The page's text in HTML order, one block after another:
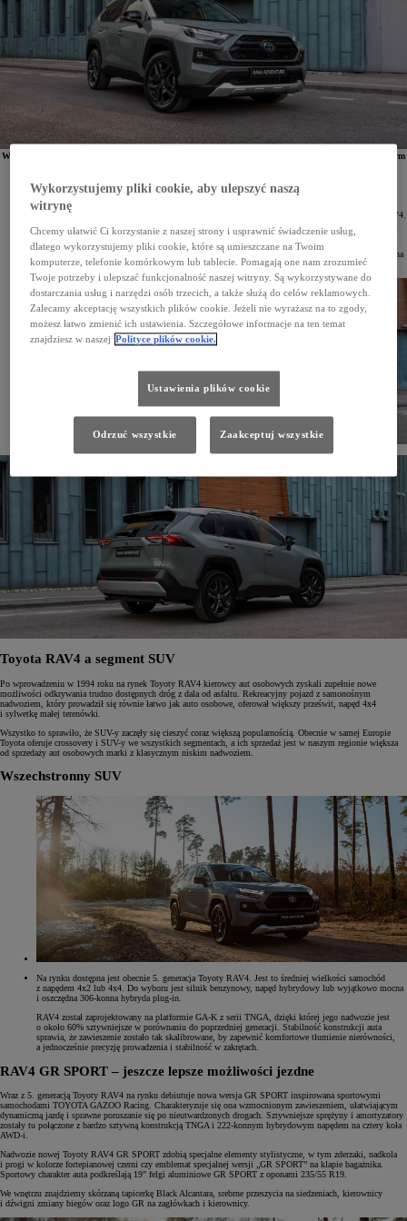
W 2022 roku najpopularniejszym SUV-em na świecie była
. Salony marki opuściło w tym
Analitycy portalu focus2move.com przeanalizowali dane o rejestracjach publikowane przez
odpowiednie władze w 162 krajach i przedstawili ranking najpopularniejszych SUV-ów na świecie
w 2022 roku. Na jego czele z liczbą 871 513 sprzedanych samochodów uplasowała się Toyota RAV4.
rynku motoryzacyjnym.
RAV4 jest najpopularniejszym SUV-em na świecie nieprzerwanie od 2017 roku. W 2020 roku łączna
sprzedaż tego modelu przekroczyła 10 mln samochodów.
Toyota RAV4 a segment SUV
Po wprowadzeniu w 1994 roku na rynek Toyoty RAV4 kierowcy aut osobowych zyskali zupełnie nowe
możliwości odkrywania trudno dostępnych dróg z dala od asfaltu. Rekreacyjny pojazd z samonośnym
nadwoziem, który prowadził się równie łatwo jak auto osobowe, oferował większy prześwit, napęd 4x4
i sylwetkę małej terenówki.
Wszystko to sprawiło, że SUV-y zaczęły się cieszyć coraz większą popularnością. Obecnie w samej Europie
Toyota oferuje crossovery i SUV-y we wszystkich segmentach, a ich sprzedaż jest w naszym regionie większa
od sprzedaży aut osobowych marki z klasycznym niskim nadwoziem.
Wszechstronny SUV
Na rynku dostępna jest obecnie 5. generacja Toyoty RAV4. Jest to średniej wielkości samochód
z napędem 4x2 lub 4x4. Do wyboru jest silnik benzynowy, napęd hybrydowy lub wyjątkowo mocna
i oszczędna 306-konna hybryda plug-in.
RAV4 został zaprojektowany na platformie GA-K z serii TNGA, dzięki której jego nadwozie jest
o około 60% sztywniejsze w porównaniu do poprzedniej generacji. Stabilność konstrukcji auta
sprawia, że zawieszenie zostało tak skalibrowane, by zapewnić komfortowe tłumienie nierówności,
a jednocześnie precyzję prowadzenia i stabilność w zakrętach.
RAV4 GR SPORT – jeszcze lepsze możliwości jezdne
Wraz z 5. generacją Toyoty RAV4 na rynku debiutuje nowa wersja GR SPORT inspirowana sportowymi
samochodami TOYOTA GAZOO Racing. Charakteryzuje się ona wzmocnionym zawieszeniem, ułatwiającym
dynamiczną jazdę i sprawne poruszanie się po nieutwardzonych drogach. Sztywniejsze sprężyny i amortyzatory
zostały tu połączone z bardzo sztywną konstrukcją TNGA i 222-konnym hybrydowym napędem na cztery koła
AWD-i.
Nadwozie nowej Toyoty RAV4 GR SPORT zdobią specjalne elementy stylistyczne, w tym zderzaki, nadkola
i progi w kolorze fortepianowej czerni czy emblemat specjalnej wersji „GR SPORT” na klapie bagażnika.
Sportowy charakter auta podkreślają 19" felgi aluminiowe GR SPORT z oponami 235/55 R19.
We wnętrzu znajdziemy skórzaną tapicerkę Black Alcantara, srebrne przeszycia na siedzeniach, kierownicy
i dźwigni zmiany biegów oraz logo GR na zagłówkach i kierownicy.
Wykorzystujemy pliki cookie, aby ulepszyć naszą
witrynę
Chcemy ułatwić Ci korzystanie z naszej strony i usprawnić świadczenie usług,
dlatego wykorzystujemy pliki cookie, które są umieszczane na Twoim
komputerze, telefonie komórkowym lub tablecie. Pomagają one nam zrozumieć
Twoje potrzeby i ulepszać funkcjonalność naszej witryny. Są wykorzystywane do
dostarczania usług i narzędzi osób trzecich, a także służą do celów reklamowych.
Zalecamy akceptację wszystkich plików cookie. Jeżeli nie wyrażasz na to zgody,
możesz łatwo zmienić ich ustawienia. Szczegółowe informacje na ten temat
znajdziesz w naszej Polityce plików cookie.
Ustawienia plików cookie
Odrzuć wszystkie Zaakceptuj wszystkie